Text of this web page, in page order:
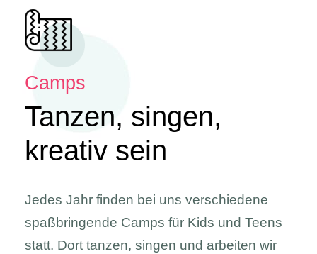
Camps
Tanzen, singen,
kreativ sein
Jedes Jahr finden bei uns verschiedene
spaßbringende Camps für Kids und Teens
statt. Dort tanzen, singen und arbeiten wir